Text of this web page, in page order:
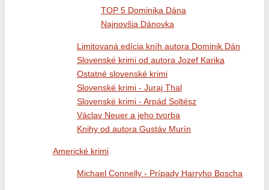
TOP 5 Dominika Dána
Najnovšia Dánovka
Limitovaná edícia kníh autora Dominik Dán
Slovenské krimi od autora Jozef Karika
Ostatné slovenské krimi
Slovenské krimi - Juraj Thal
Slovenské krimi - Arpád Soltész
Václav Neuer a jeho tvorba
Knihy od autora Gustáv Murín
Americké krimi
Michael Connelly - Prípady Harryho Boscha